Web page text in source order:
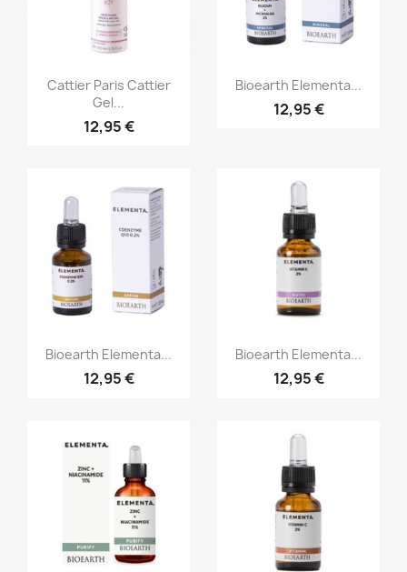
Aperçu rapide
Cattier Paris Cattier
Gel...
12,95 €
Aperçu rapide
Bioearth Elementa...
12,95 €
Aperçu rapide
Bioearth Elementa...
12,95 €
Aperçu rapide
Bioearth Elementa...
12,95 €